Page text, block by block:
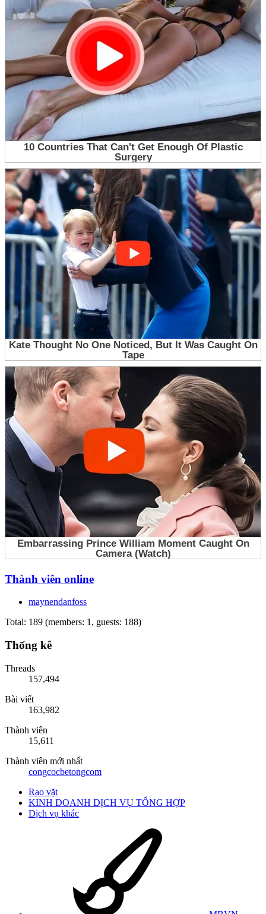
Thành viên online
maynendanfoss
Total: 189 (members: 1, guests: 188)
Thống kê
Threads
157,494
Bài viết
163,982
Thành viên
15,611
Thành viên mới nhất
congcocbetongcom
Rao vặt
KINH DOANH DỊCH VỤ TỔNG HỢP
Dịch vụ khác